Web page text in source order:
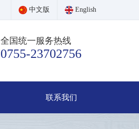
中文版 English
全国统一服务热线
0755-23702756
联系我们